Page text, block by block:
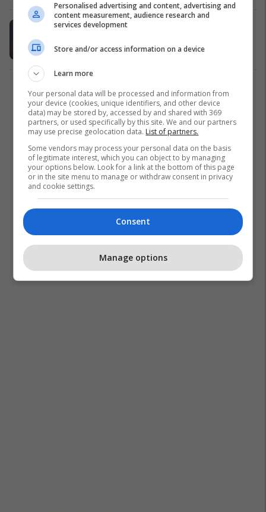
Goditet nga rrufeja, vdes 26-vjeçari
Kronika e Zezë 01/07/2026
1
Personalised advertising and content, advertising and
content measurement, audience research and
services development
Store and/or access information on a device
Learn more
Your personal data will be processed and information from
your device (cookies, unique identifiers, and other device
data) may be stored by, accessed by and shared with 369
partners, or used specifically by this site. We and our partners
may use precise geolocation data. List of partners.
Some vendors may process your personal data on the basis
of legitimate interest, which you can object to by managing
your options below. Look for a link at the bottom of this page
or in the site menu to manage or withdraw consent in privacy
and cookie settings.
Consent
Manage options